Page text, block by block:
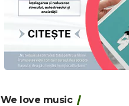
We love music